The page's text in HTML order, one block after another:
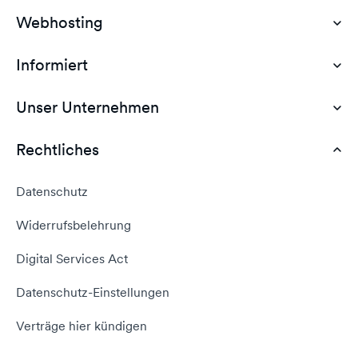
Webhosting
Domain Hosting
Günstiges Webhosting
Domain umziehen
E-Mail-Domain
Server Hosting
Informiert
Dokumente
WordPress Tutorial
Unser Unternehmen
AGB
Kontakt aufnehmen
Empfehlungsprogramm
Domain Reseller
Status dogado.de
Rechtliches
Datenschutz
Widerrufsbelehrung
Digital Services Act
Datenschutz-Einstellungen
Verträge hier kündigen